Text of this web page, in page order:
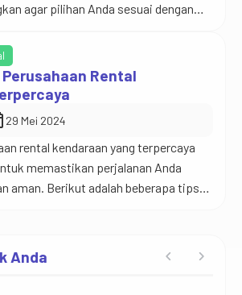
agar pilihan Anda sesuai dengan
jumlah penumpang dan barang
Anda bawa. Jika Anda bepergian
atau membawa banyak barang,
yang cukup besar namun tetap […]
Rental
29 Mei 2024
rental kendaraan yang terpercaya
memastikan perjalanan Anda
aman. Berikut adalah beberapa tips
Lakukan riset online untuk
testimoni dari pelanggan
Anda